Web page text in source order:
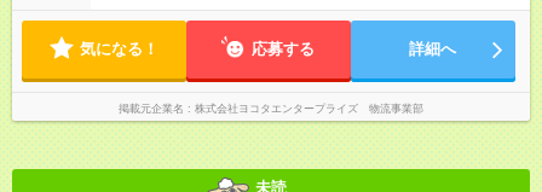
(2)17:00～4:00 (3)5:00～16:00 ※実働8時間・休憩1時間 ※残業
気になる！ 応募する 詳細へ
掲載元企業名 株式会社ヨコタエンタープライズ 物流事業部
未読